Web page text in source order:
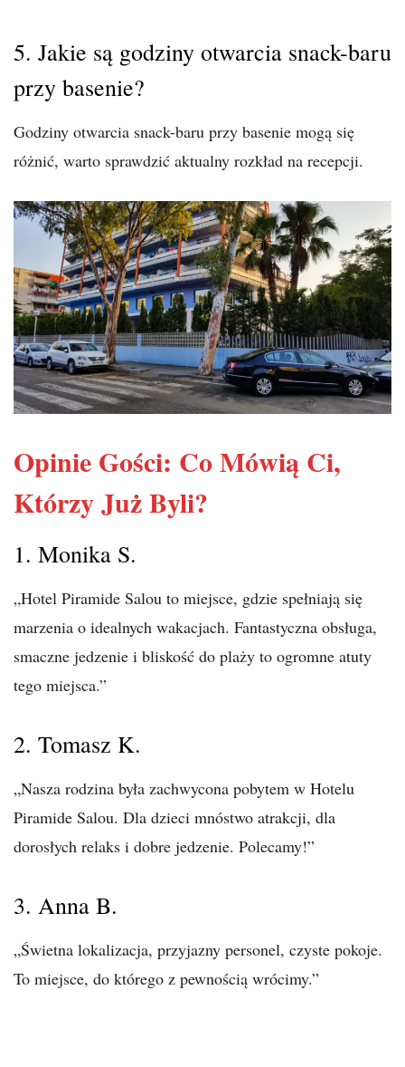
5. Jakie są godziny otwarcia snack-baru
przy basenie?
Godziny otwarcia snack-baru przy basenie mogą się
różnić, warto sprawdzić aktualny rozkład na recepcji.
Opinie Gości: Co Mówią Ci,
Którzy Już Byli?
1. Monika S.
„Hotel Piramide Salou to miejsce, gdzie spełniają się
marzenia o idealnych wakacjach. Fantastyczna obsługa,
smaczne jedzenie i bliskość do plaży to ogromne atuty
tego miejsca.”
2. Tomasz K.
„Nasza rodzina była zachwycona pobytem w Hotelu
Piramide Salou. Dla dzieci mnóstwo atrakcji, dla
dorosłych relaks i dobre jedzenie. Polecamy!”
3. Anna B.
„Świetna lokalizacja, przyjazny personel, czyste pokoje.
To miejsce, do którego z pewnością wrócimy.”